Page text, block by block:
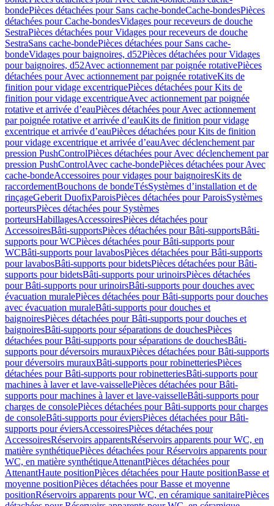
bondePièces détachées pour Sans cache-bondeCache-bondesPièces
détachées pour Cache-bondesVidages pour receveurs de douche
SestraPièces détachées pour Vidages pour receveurs de douche
SestraSans cache-bondePièces détachées pour Sans cache-
bondeVidages pour baignoires, d52Pièces détachées pour Vidages
pour baignoires, d52Avec actionnement par poignée rotativePièces
détachées pour Avec actionnement par poignée rotativeKits de
finition pour vidage excentriquePièces détachées pour Kits de
finition pour vidage excentriqueAvec actionnement par poignée
rotative et arrivée d’eauPièces détachées pour Avec actionnement
par poignée rotative et arrivée d’eauKits de finition pour vidage
excentrique et arrivée d’eauPièces détachées pour Kits de finition
pour vidage excentrique et arrivée d’eauAvec déclenchement par
pression PushControlPièces détachées pour Avec déclenchement par
pression PushControlAvec cache-bondePièces détachées pour Avec
cache-bondeAccessoires pour vidages pour baignoiresKits de
raccordementBouchons de bondeTésSystèmes d’installation et de
rinçageGeberit DuofixParoisPièces détachées pour ParoisSystèmes
porteursPièces détachées pour Systèmes
porteursHabillagesAccessoiresPièces détachées pour
AccessoiresBâti-supportsPièces détachées pour Bâti-supportsBâti-
supports pour WCPièces détachées pour Bâti-supports pour
WCBâti-supports pour lavabosPièces détachées pour Bâti-supports
pour lavabosBâti-supports pour bidetsPièces détachées pour Bâti-
supports pour bidetsBâti-supports pour urinoirsPièces détachées
pour Bâti-supports pour urinoirsBâti-supports pour douches avec
évacuation muralePièces détachées pour Bâti-supports pour douches
avec évacuation muraleBâti-supports pour douches et
baignoiresPièces détachées pour Bâti-supports pour douches et
baignoiresBâti-supports pour séparations de douchesPièces
détachées pour Bâti-supports pour séparations de douchesBâti-
supports pour déversoirs murauxPièces détachées pour Bâti-supports
pour déversoirs murauxBâti-supports pour robinetteriesPièces
détachées pour Bâti-supports pour robinetteriesBâti-supports pour
machines à laver et lave-vaissellePièces détachées pour Bâti-
supports pour machines à laver et lave-vaisselleBâti-supports pour
charges de consolePièces détachées pour Bâti-supports pour charges
de consoleBâti-supports pour éviersPièces détachées pour Bâti-
supports pour éviersAccessoiresPièces détachées pour
AccessoiresRéservoirs apparentsRéservoirs apparents pour WC, en
matière synthétiquePièces détachées pour Réservoirs apparents pour
WC, en matière synthétiqueAttenantPièces détachées pour
AttenantHaute positionPièces détachées pour Haute positionBasse et
moyenne positionPièces détachées pour Basse et moyenne
positionRéservoirs apparents pour WC, en céramique sanitairePièces